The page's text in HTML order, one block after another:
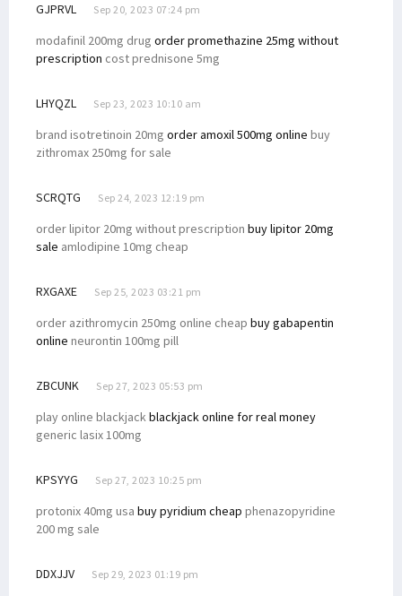
GJPRVL Sep 20, 2023 07:24 pm
modafinil 200mg drug order promethazine 25mg without
prescription cost prednisone 5mg
LHYQZL Sep 23, 2023 10:10 am
brand isotretinoin 20mg order amoxil 500mg online buy
zithromax 250mg for sale
SCRQTG Sep 24, 2023 12:19 pm
order lipitor 20mg without prescription buy lipitor 20mg
sale amlodipine 10mg cheap
RXGAXE Sep 25, 2023 03:21 pm
order azithromycin 250mg online cheap buy gabapentin
online neurontin 100mg pill
ZBCUNK Sep 27, 2023 05:53 pm
play online blackjackblackjack online for real money
generic lasix 100mg
KPSYYG Sep 27, 2023 10:25 pm
protonix 40mg usa buy pyridium cheap phenazopyridine
200 mg sale
DDXJJV Sep 29, 2023 01:19 pm